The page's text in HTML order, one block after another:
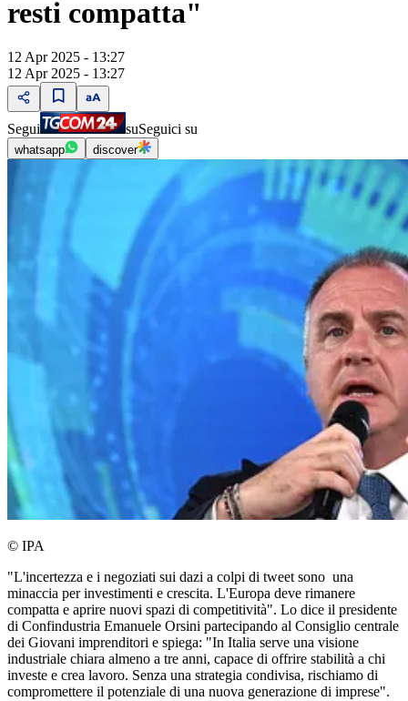
resti compatta"
12 Apr 2025 - 13:27
12 Apr 2025 - 13:27
Segui suSeguici su
whatsapp discover
© IPA
"L'incertezza e i negoziati sui dazi a colpi di tweet sono una
minaccia per investimenti e crescita. L'Europa deve rimanere
compatta e aprire nuovi spazi di competitività". Lo dice il presidente
di Confindustria Emanuele Orsini partecipando al Consiglio centrale
dei Giovani imprenditori e spiega: "In Italia serve una visione
industriale chiara almeno a tre anni, capace di offrire stabilità a chi
investe e crea lavoro. Senza una strategia condivisa, rischiamo di
compromettere il potenziale di una nuova generazione di imprese".